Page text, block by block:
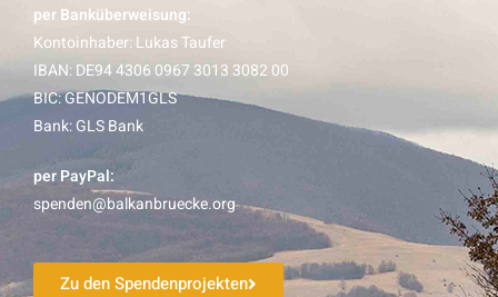
per Banküberweisung:
Kontoinhaber: Lukas Taufer
IBAN: DE94 4306 0967 3013 3082 00
BIC: GENODEM1GLS
Bank: GLS Bank
per PayPal:
spenden@balkanbruecke.org
Zu den Spendenprojekten